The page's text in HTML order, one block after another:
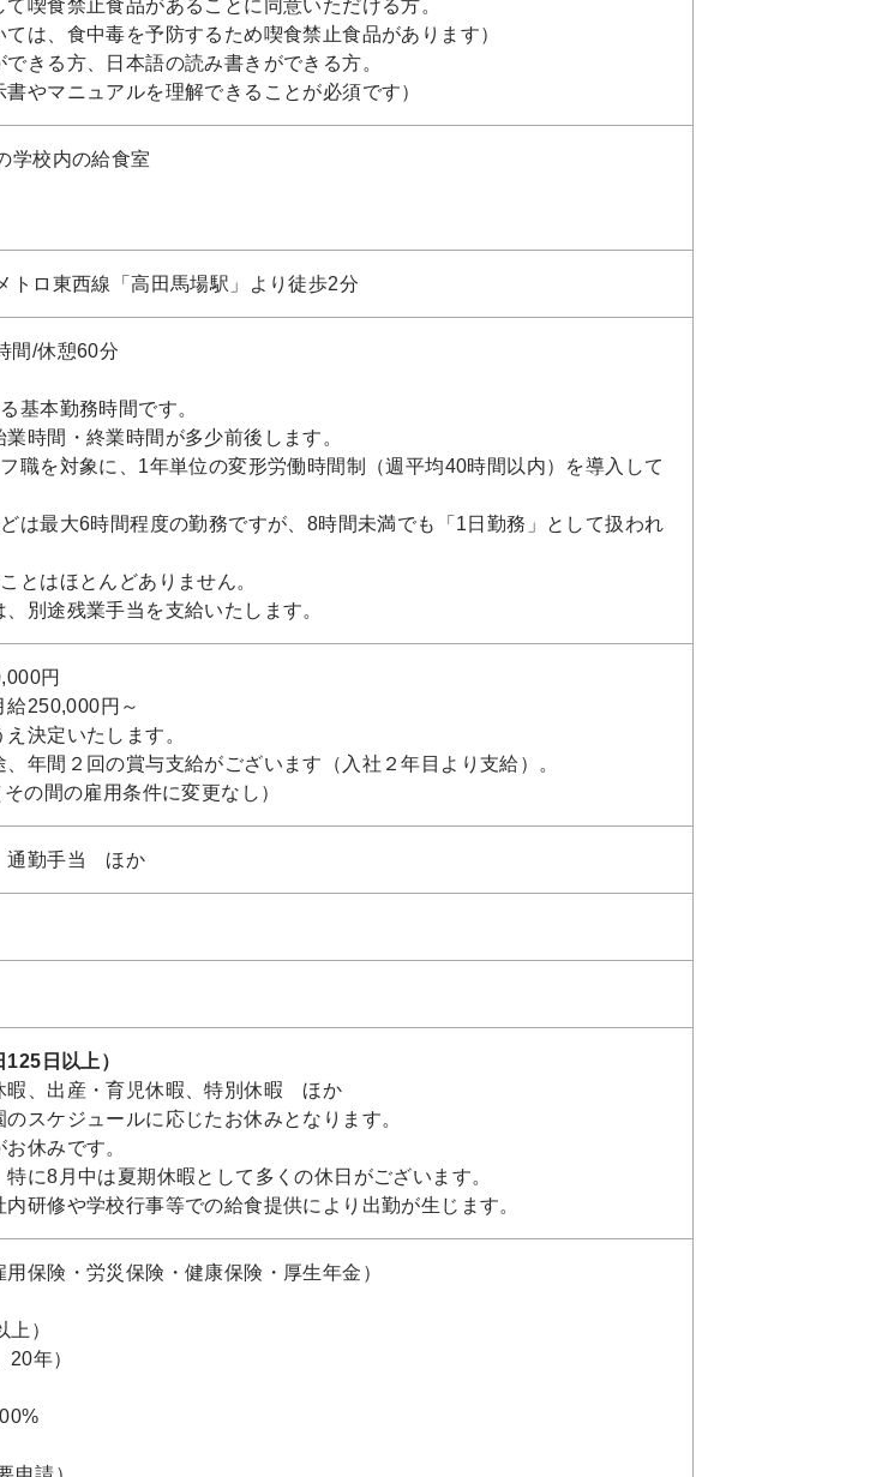
て喫食禁止食品があることに同意いただける方。
ては、食中毒を予防するため喫食禁止食品があります）
できる方、日本語の読み書きができる方。
書やマニュアルを理解できることが必須です）
学校内の給食室
トロ東西線「高田馬場駅」より徒歩2分
間/休憩60分
基本勤務時間です。
時間・終業時間が多少前後します。
職を対象に、1年単位の変形労働時間制（週平均40時間以内）を導入して
は最大6時間程度の勤務ですが、8時間未満でも「1日勤務」として扱われ
とはほとんどありません。
別途残業手当を支給いたします。
円
250,000円～
決定いたします。
、年間２回の賞与支給がございます（入社２年目より支給）。
の間の雇用条件に変更なし）
通勤手当 ほか
日以上）
、出産・育児休暇、特別休暇 ほか
のスケジュールに応じたお休みとなります。
休みです。
特に8月中は夏期休暇として多くの休日がございます。
内研修や学校行事等での給食提供により出勤が生じます。
用保険・労災保険・健康保険・厚生年金）
）
20年）